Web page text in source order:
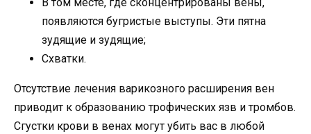
появляются бугристые выступы. Эти пятна
зудящие и зудящие;
Схватки.
Отсутствие лечения варикозного расширения вен
приводит к образованию трофических язв и тромбов.
Сгустки крови в венах могут убить вас в любой